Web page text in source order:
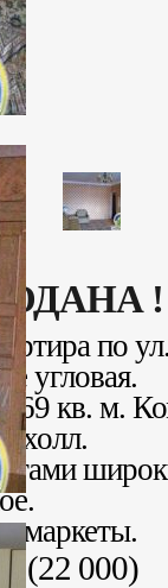
!
по
угловая.
кв. м.
холл.
(22 000)